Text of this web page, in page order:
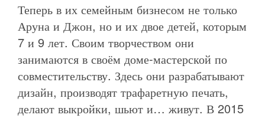
Теперь в их семейным бизнесом не только
Аруна и Джон, но и их двое детей, которым
7 и 9 лет. Своим творчеством они
занимаются в своём доме-мастерской по
совместительству. Здесь они разрабатывают
дизайн, производят трафаретную печать,
делают выкройки, шьют и… живут. В 2015